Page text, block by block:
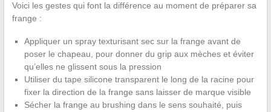
Voici les gestes qui font la différence au moment de préparer sa
frange :
Appliquer un spray texturisant sec sur la frange avant de
poser le chapeau, pour donner du grip aux mèches et éviter
qu’elles ne glissent sous la pression
Utiliser du tape silicone transparent le long de la racine pour
fixer la direction de la frange sans laisser de marque visible
Sécher la frange au brushing dans le sens souhaité, puis